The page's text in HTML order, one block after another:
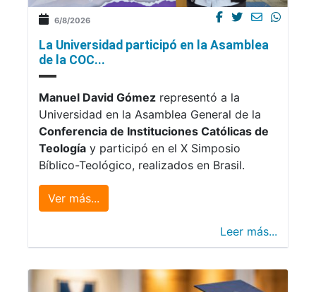
6/8/2026
La Universidad participó en la Asamblea
de la COC...
Manuel David Gómez representó a la
Universidad en la Asamblea General de la
Conferencia de Instituciones Católicas de
Teología y participó en el X Simposio
Bíblico-Teológico, realizados en Brasil.
Ver más...
Leer más...